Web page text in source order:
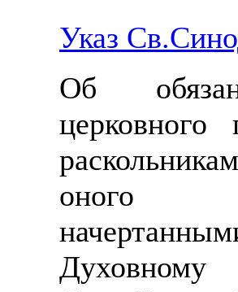
Указ
Об
оного
Духовному